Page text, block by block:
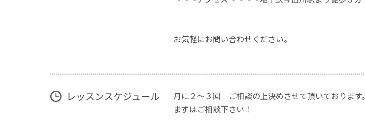
お気軽にお問い合わせください。
レッスンスケジュール
月に２～３回 ご相談の上決めさせて頂いております。
まずはご相談下さい！